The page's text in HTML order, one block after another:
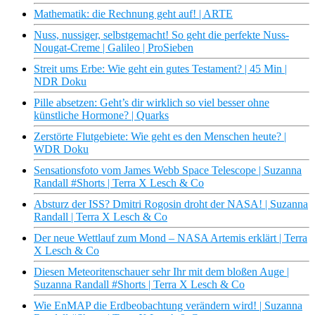
Mathematik: die Rechnung geht auf! | ARTE
Nuss, nussiger, selbstgemacht! So geht die perfekte Nuss-
Nougat-Creme | Galileo | ProSieben
Streit ums Erbe: Wie geht ein gutes Testament? | 45 Min |
NDR Doku
Pille absetzen: Geht’s dir wirklich so viel besser ohne
künstliche Hormone? | Quarks
Zerstörte Flutgebiete: Wie geht es den Menschen heute? |
WDR Doku
Sensationsfoto vom James Webb Space Telescope | Suzanna
Randall #Shorts | Terra X Lesch & Co
Absturz der ISS? Dmitri Rogosin droht der NASA! | Suzanna
Randall | Terra X Lesch & Co
Der neue Wettlauf zum Mond – NASA Artemis erklärt | Terra
X Lesch & Co
Diesen Meteoritenschauer sehr Ihr mit dem bloßen Auge |
Suzanna Randall #Shorts | Terra X Lesch & Co
Wie EnMAP die Erdbeobachtung verändern wird! | Suzanna